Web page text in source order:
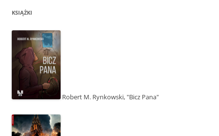
KSIĄŻKI
Robert M. Rynkowski, "Bicz Pana"